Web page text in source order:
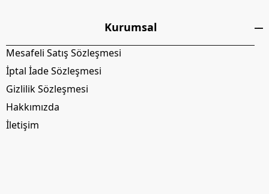
Kurumsal
Mesafeli Satış Sözleşmesi
İptal İade Sözleşmesi
Gizlilik Sözleşmesi
Hakkımızda
İletişim